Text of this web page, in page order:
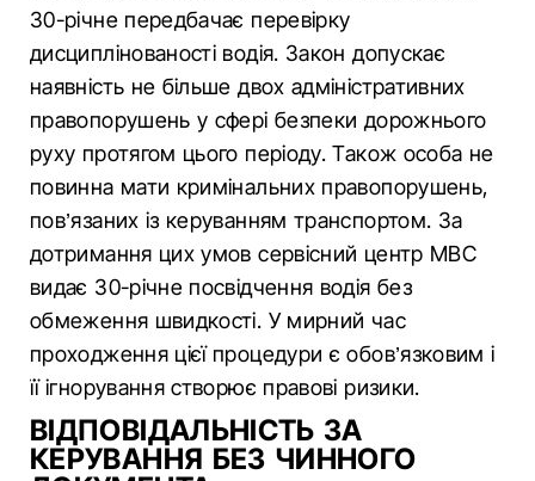
30-річне передбачає перевірку
дисциплінованості водія. Закон допускає
наявність не більше двох адміністративних
правопорушень у сфері безпеки дорожнього
руху протягом цього періоду. Також особа не
повинна мати кримінальних правопорушень,
пов’язаних із керуванням транспортом. За
дотримання цих умов сервісний центр МВС
видає 30-річне посвідчення водія без
обмеження швидкості. У мирний час
проходження цієї процедури є обов’язковим і
її ігнорування створює правові ризики.
ВІДПОВІДАЛЬНІСТЬ ЗА
КЕРУВАННЯ БЕЗ ЧИННОГО